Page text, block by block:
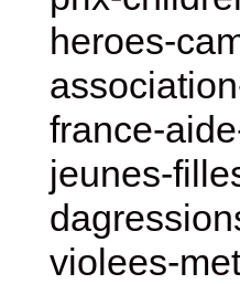
heroes-
france-
jeunes-
violees-